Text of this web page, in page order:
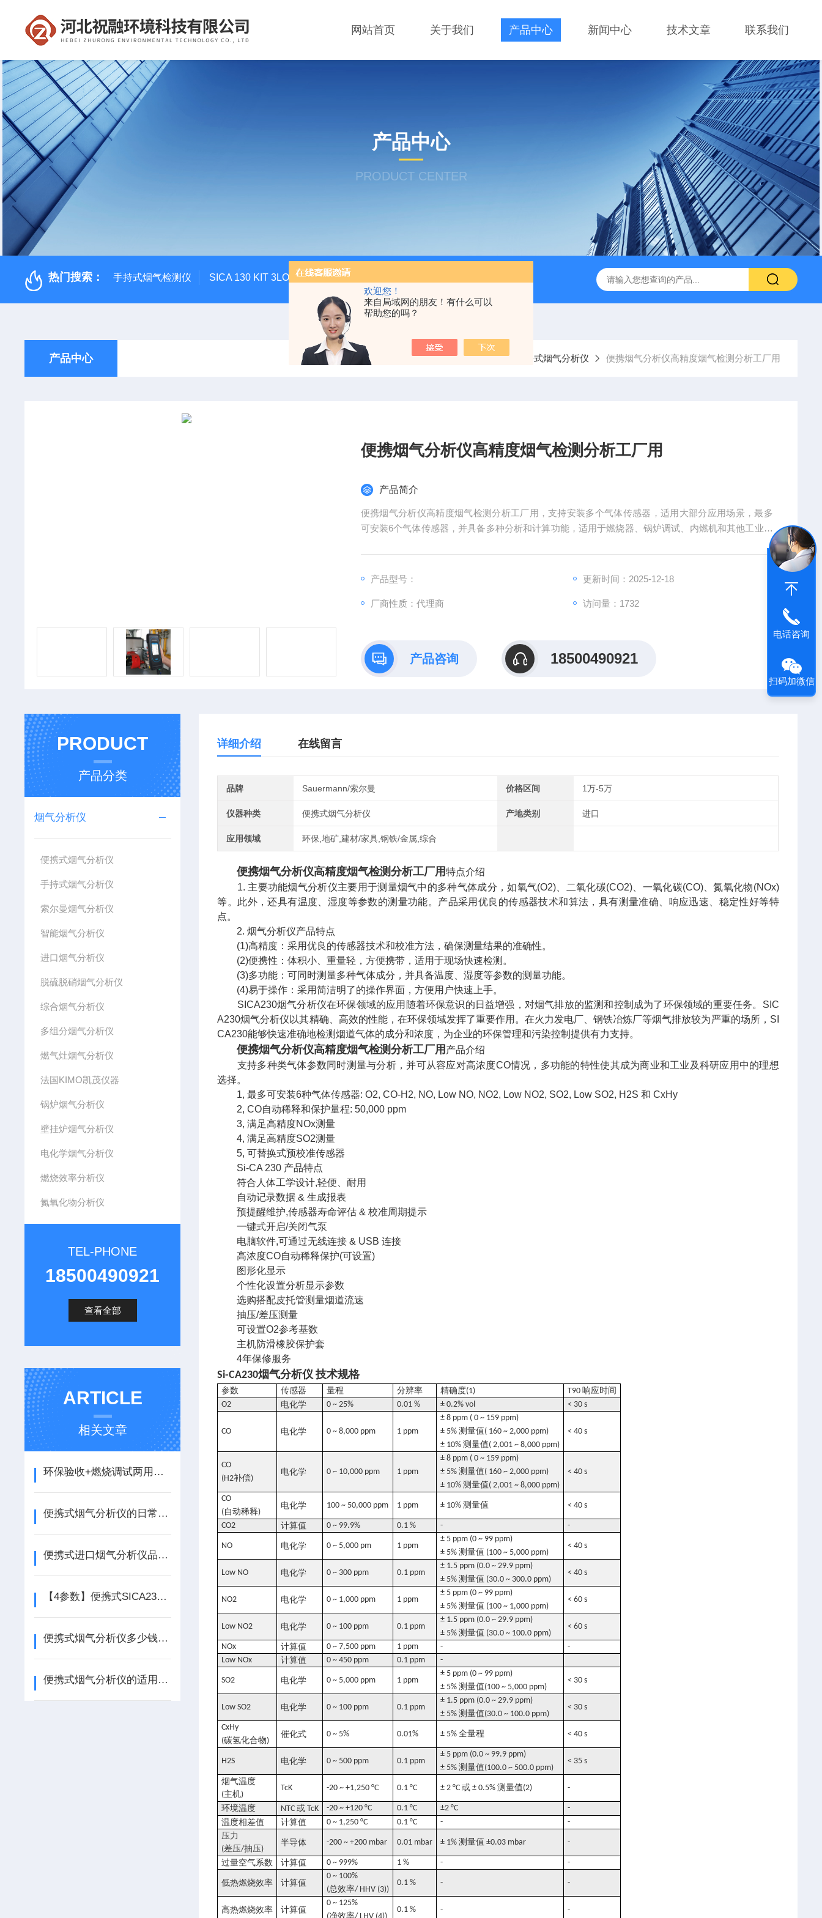
欢迎您！
来自局域网的朋友！有什么可以
帮助您的吗？
网站首页 关于我们 产品中心 新闻中心 技术文章 联系我们
产品中心
PRODUCT CENTER
热门搜索： 手持式烟气检测仪 SICA 130 KIT 3LOWBS法国进口索尔曼便携式烟气分析仪应用范围广 烟尘烟气分析仪 便携式高精准法国进口品牌
产品中心 当前位置： 首页 产品中心 烟气分析仪 便携式烟气分析仪 便携烟气分析仪高精度烟气检测分析工厂用
便携烟气分析仪高精度烟气检测分析工厂用
产品简介
便携烟气分析仪高精度烟气检测分析工厂用，支持安装多个气体传感器，适用大部分应用场景，最多
可安装6个气体传感器，并具备多种分析和计算功能，适用于燃烧器、锅炉调试、内燃机和其他工业燃
产品型号： 更新时间：2025-12-18
厂商性质：代理商 访问量：1732
产品咨询 18500490921
PRODUCT
产品分类
烟气分析仪
便携式烟气分析仪
手持式烟气分析仪
索尔曼烟气分析仪
智能烟气分析仪
进口烟气分析仪
脱硫脱硝烟气分析仪
综合烟气分析仪
多组分烟气分析仪
燃气灶烟气分析仪
法国KIMO凯茂仪器
锅炉烟气分析仪
壁挂炉烟气分析仪
电化学烟气分析仪
燃烧效率分析仪
氮氧化物分析仪
TEL-PHONE
18500490921
查看全部
ARTICLE
相关文章
环保验收+燃烧调试两用，索尔曼便携式烟气分析仪使用指南
便携式烟气分析仪的日常维护、校准与常见故障排查
便携式进口烟气分析仪品牌推荐
【4参数】便携式SICA230进口烟气分析仪 高精度NOX/SO2测量
便携式烟气分析仪多少钱?看看它的影响因素
便携式烟气分析仪的适用范围
详细介绍 在线留言
品牌 Sauermann/索尔曼 价格区间 1万-5万
仪器种类 便携式烟气分析仪 产地类别 进口
应用领域 环保,地矿,建材/家具,钢铁/金属,综合
便携烟气分析仪高精度烟气检测分析工厂用特点介绍
1. 主要功能烟气分析仪主要用于测量烟气中的多种气体成分，如氧气(O2)、二氧化碳(CO2)、一氧化碳(CO)、氮氧化物(NOx)
等。此外，还具有温度、湿度等参数的测量功能。产品采用优良的传感器技术和算法，具有测量准确、响应迅速、稳定性好等特
点。
2. 烟气分析仪产品特点
(1)高精度：采用优良的传感器技术和校准方法，确保测量结果的准确性。
(2)便携性：体积小、重量轻，方便携带，适用于现场快速检测。
(3)多功能：可同时测量多种气体成分，并具备温度、湿度等参数的测量功能。
(4)易于操作：采用简洁明了的操作界面，方便用户快速上手。
SICA230烟气分析仪在环保领域的应用随着环保意识的日益增强，对烟气排放的监测和控制成为了环保领域的重要任务。SIC
A230烟气分析仪以其精确、高效的性能，在环保领域发挥了重要作用。在火力发电厂、钢铁冶炼厂等烟气排放较为严重的场所，SI
CA230能够快速准确地检测烟道气体的成分和浓度，为企业的环保管理和污染控制提供有力支持。
便携烟气分析仪高精度烟气检测分析工厂用 产品介绍
支持多种类气体参数同时测量与分析，并可从容应对高浓度CO情况，多功能的特性使其成为商业和工业及科研应用中的理想
选择。
1, 最多可安装6种气体传感器: O2, CO-H2, NO, Low NO, NO2, Low NO2, SO2, Low SO2, H2S 和 CxHy
2, CO自动稀释和保护量程: 50,000 ppm
3, 满足高精度NOx测量
4, 满足高精度SO2测量
5, 可替换式预校准传感器
Si-CA 230 产品特点
符合人体工学设计,轻便、耐用
自动记录数据 & 生成报表
预提醒维护,传感器寿命评估 & 校准周期提示
一键式开启/关闭气泵
电脑软件,可通过无线连接 & USB 连接
高浓度CO自动稀释保护(可设置)
图形化显示
个性化设置分析显示参数
选购搭配皮托管测量烟道流速
抽压/差压测量
可设置O2参考基数
主机防滑橡胶保护套
4年保修服务
Si-CA230烟气分析仪 技术规格
参数 传感器 量程 分辨率 精确度(1) T90响应时间
O2
电化学 0 ~ 25% 0.01 % ± 0.2% vol < 30 s
CO 电化学 0 ~ 8,000 ppm 1 ppm
± 8 ppm ( 0 ~ 159 ppm)
± 5%测量值( 160 ~ 2,000 ppm)
± 10%测量值( 2,001 ~ 8,000 ppm)
< 40 s
CO
(H2补偿)
电化学 0 ~ 10,000 ppm 1 ppm
± 8 ppm ( 0 ~ 159 ppm)
± 5%测量值( 160 ~ 2,000 ppm)
± 10%测量值( 2,001 ~ 8,000 ppm)
< 40 s
CO
(自动稀释)
电化学 100 ~ 50,000 ppm 1 ppm ± 10%测量值 < 40 s
CO2 计算值 0 ~ 99.9% 0.1 % - -
NO 电化学 0 ~ 5,000 pm 1 ppm
± 5 ppm (0 ~ 99 ppm)
± 5%测量值 (100 ~ 5,000 ppm)
< 40 s
Low NO 电化学 0 ~ 300 ppm 0.1 ppm
± 1.5 ppm (0.0 ~ 29.9 ppm)
± 5%测量值 (30.0 ~ 300.0 ppm)
< 40 s
NO2 电化学 0 ~ 1,000 ppm 1 ppm
± 5 ppm (0 ~ 99 ppm)
± 5%测量值 (100 ~ 1,000 ppm)
< 60 s
Low NO2 电化学 0 ~ 100 ppm 0.1 ppm
± 1.5 ppm (0.0 ~ 29.9 ppm)
± 5%测量值 (30.0 ~ 100.0 ppm)
< 60 s
NOx 计算值 0 ~ 7,500 ppm 1 ppm -
-
Low NOx
计算值 0 ~ 450 ppm 0.1 ppm -
SO2 电化学 0 ~ 5,000 ppm 1 ppm
± 5 ppm (0 ~ 99 ppm)
± 5%测量值(100 ~ 5,000 ppm)
< 30 s
Low SO2 电化学 0 ~ 100 ppm 0.1 ppm
± 1.5 ppm (0.0 ~ 29.9 ppm)
± 5%测量值(30.0 ~ 100.0 ppm)
< 30 s
CxHy
(碳氢化合物)
催化式 0 ~ 5% 0.01% ± 5%全量程 < 40 s
H2S 电化学 0 ~ 500 ppm 0.1 ppm
± 5 ppm (0.0 ~ 99.9 ppm)
± 5%测量值(100.0 ~ 500.0 ppm)
< 35 s
烟气温度
(主机)
TcK -20 ~ +1,250 °C 0.1 °C ± 2 °C或 ± 0.5%测量值(2) -
环境温度 NTC或 TcK -20 ~ +120 °C 0.1 °C ±2 °C
-
温度相差值
计算值 0 ~ 1,250 °C 0.1 °C -
-
压力
(差压/抽压)
半导体 -200 ~ +200 mbar 0.01 mbar ± 1%测量值 ±0.03 mbar -
过量空气系数 计算值 0 ~ 999% 1 % - -
低热燃烧效率 计算值
0 ~ 100%
(总效率/ HHV (3))
0.1 % - -
高热燃烧效率 计算值
0 ~ 125%
净效率
0.1 % - -
电话咨询
扫码加微信